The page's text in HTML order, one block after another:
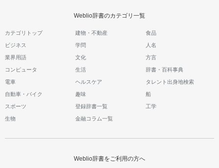
Weblio辞書のカテゴリ一覧
カテゴリトップ 建物・不動産 食品
ビジネス 学問 人名
業界用語 文化 方言
コンピュータ 生活 辞書・百科事典
電車 ヘルスケア タレント出身地検索
自動車・バイク 趣味 船
スポーツ 登録辞書一覧 工学
生物 金融コラム一覧
Weblio辞書をご利用の方へ